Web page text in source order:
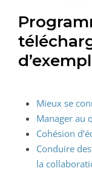
Mieux se
Manager au
Cohésion
Conduire
la